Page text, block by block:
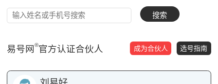
搜索
易号网 ®官方认证合伙人 成为合伙人 选号指南